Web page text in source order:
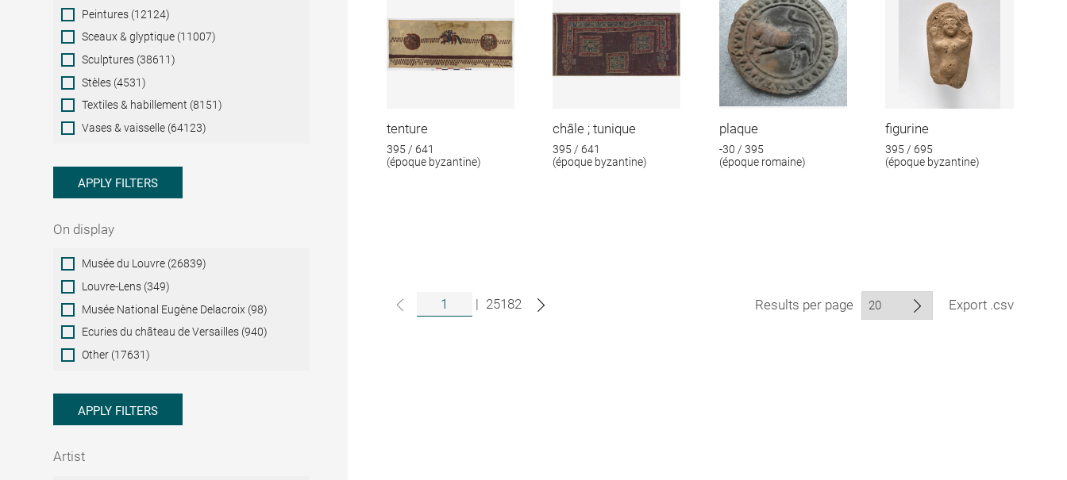
Peintures (12124)
Sceaux & glyptique (11007)
Sculptures (38611)
Stèles (4531)
Textiles & habillement (8151)
Vases & vaisselle (64123)
APPLY FILTERS
On display
On
display
Musée du Louvre (26839)
Louvre-Lens (349)
Musée National Eugène Delacroix (98)
Ecuries du château de Versailles (940)
Other (17631)
APPLY FILTERS
Artist
tenture
395 / 641
(époque byzantine)
châle ; tunique
395 / 641
(époque byzantine)
plaque
-30 / 395
(époque romaine)
figurine
395 / 695
(époque byzantine)
| 25182 Results per page Export .csv